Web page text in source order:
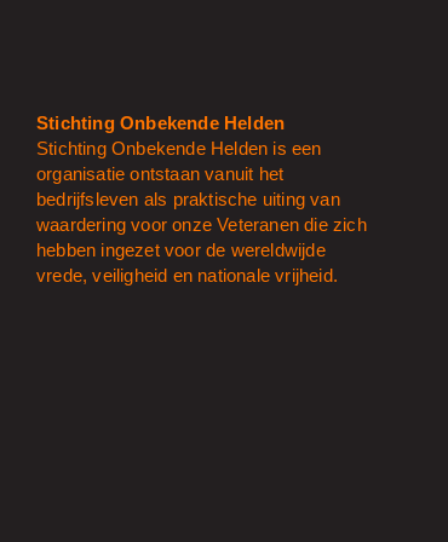
Stichting Onbekende Helden
Stichting Onbekende Helden is een
organisatie ontstaan vanuit het
bedrijfsleven als praktische uiting van
waardering voor onze Veteranen die zich
hebben ingezet voor de wereldwijde
vrede, veiligheid en nationale vrijheid.